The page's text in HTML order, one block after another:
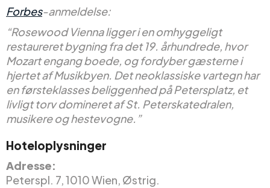
Forbes-anmeldelse:
“Rosewood Vienna ligger i en omhyggeligt
restaureret bygning fra det 19. århundrede, hvor
Mozart engang boede, og fordyber gæsterne i
hjertet af Musikbyen. Det neoklassiske vartegn har
en førsteklasses beliggenhed på Petersplatz, et
livligt torv domineret af St. Peterskatedralen,
musikere og hestevogne.”
Hoteloplysninger
Adresse:
Peterspl. 7, 1010 Wien, Østrig.